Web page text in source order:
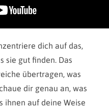
dich auf das,
sie gut finden. Das
übertragen, was
dir genau an, was
ihnen auf deine Weise